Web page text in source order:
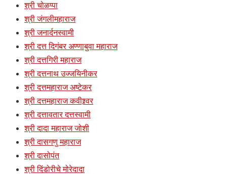
श्री चोळप्पा
श्री जंगलीमहाराज
श्री जनार्दनस्वामी
श्री दत्त दिगंबर अण्णाबुवा महाराज
श्री दत्तगिरी महाराज
श्री दत्तनाथ उज्जयिनीकर
श्री दत्तमहाराज अष्टेकर
श्री दत्तमहाराज कवीश्र्वर
श्री दत्तावतार दत्तस्वामी
श्री दादा महाराज जोशी
श्री दासगणु महाराज
श्री दासोपंत
श्री दिंडोरीचे मोरेदादा